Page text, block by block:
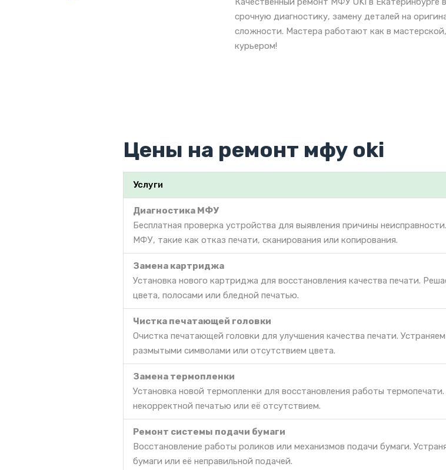
срочную диагностику, замену деталей на
сложности. Мастера работают как в
курьером!
Цены на ремонт мфу oki
Услуги
Диагностика МФУ
Бесплатная проверка устройства для выявления причины
МФУ, такие как отказ печати, сканирования или копирования.
Замена картриджа
Установка нового картриджа для восстановления качества печати.
цвета, полосами или бледной печатью.
Чистка печатающей головки
Очистка печатающей головки для улучшения качества печати.
размытыми символами или отсутствием цвета.
Замена термопленки
Установка новой термопленки для восстановления работы
некорректной печатью или её отсутствием.
Ремонт системы подачи бумаги
Восстановление работы роликов или механизмов подачи бумаги.
бумаги или её неправильной подачей.